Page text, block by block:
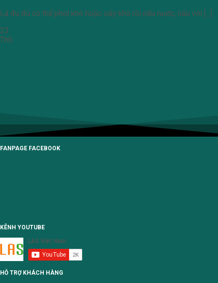
Lá đu đủ có thể phơi khô hoặc sấy khô rồi nấu nước, nấu với [...]
23
Th6
FANPAGE FACEBOOK
KÊNH YOUTUBE
HỖ TRỢ KHÁCH HÀNG